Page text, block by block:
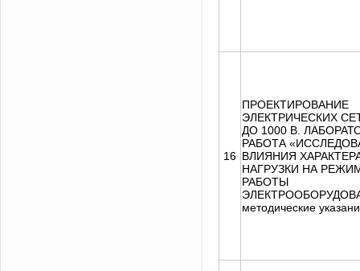
16
ПРОЕКТИРОВАНИЕ
ЭЛЕКТРИЧЕСКИХ
ДО 1000 В.
РАБОТА
ВЛИЯНИЯ
НАГРУЗКИ НА
РАБОТЫ
методические